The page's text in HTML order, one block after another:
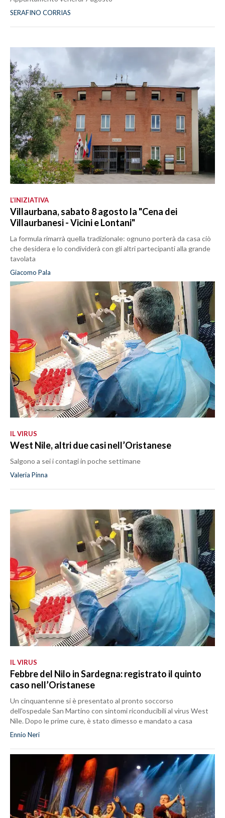
SERAFINO CORRIAS
L’INIZIATIVA
Villaurbana, sabato 8 agosto la "Cena dei
Villaurbanesi - Vicini e Lontani"
La formula rimarrà quella tradizionale: ognuno porterà da casa ciò
che desidera e lo condividerà con gli altri partecipanti alla grande
tavolata
Giacomo Pala
IL VIRUS
West Nile, altri due casi nell’Oristanese
Salgono a sei i contagi in poche settimane
Valeria Pinna
IL VIRUS
Febbre del Nilo in Sardegna: registrato il quinto
caso nell’Oristanese
Un cinquantenne si è presentato al pronto soccorso
dell'ospedale San Martino con sintomi riconducibili al virus West
Nile. Dopo le prime cure, è stato dimesso e mandato a casa
Ennio Neri